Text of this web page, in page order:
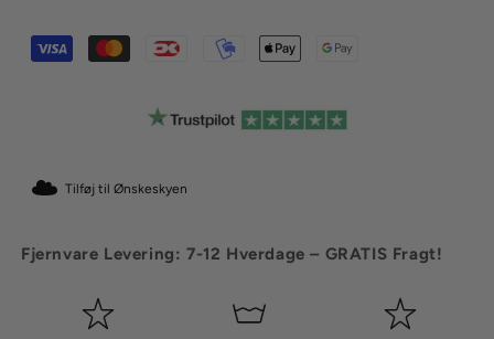
Tilføj til Ønskeskyen
Fjernvare Levering: 7-12 Hverdage – GRATIS Fragt!